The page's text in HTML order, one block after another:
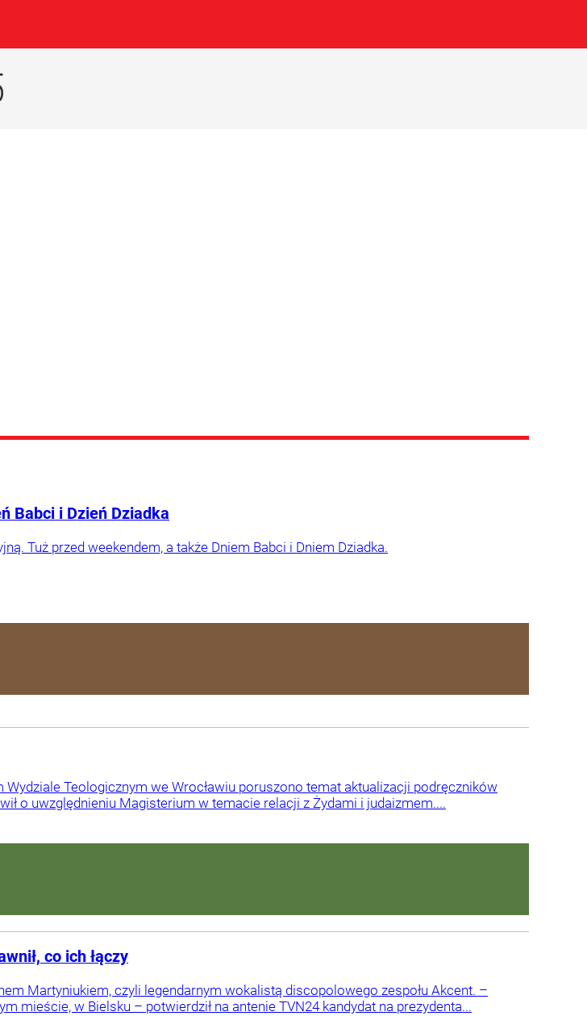
Babci i Dzień Dziadka
Tuż przed weekendem, a także Dniem Babci i Dniem Dziadka.
Teologicznym we Wrocławiu poruszono temat aktualizacji podręczników
o uwzględnieniu Magisterium w temacie relacji z Żydami i judaizmem....
co ich łączy
Martyniukiem, czyli legendarnym wokalistą discopolowego zespołu Akcent. –
mieście, w Bielsku – potwierdził na antenie TVN24 kandydat na prezydenta...